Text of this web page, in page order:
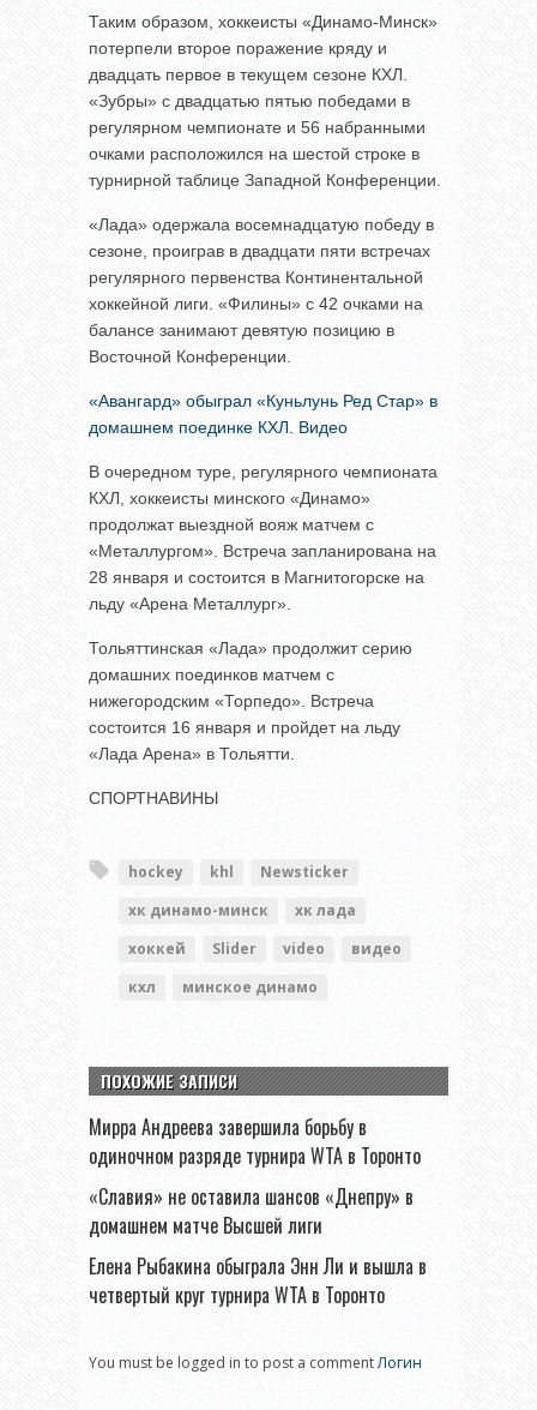
Таким образом, хоккеисты «Динамо-Минск»
потерпели второе поражение кряду и
двадцать первое в текущем сезоне КХЛ.
«Зубры» с двадцатью пятью победами в
регулярном чемпионате и 56 набранными
очками расположился на шестой строке в
турнирной таблице Западной Конференции.
«Лада» одержала восемнадцатую победу в
сезоне, проиграв в двадцати пяти встречах
регулярного первенства Континентальной
хоккейной лиги. «Филины» с 42 очками на
балансе занимают девятую позицию в
Восточной Конференции.
«Авангард» обыграл «Куньлунь Ред Стар» в
домашнем поединке КХЛ. Видео
В очередном туре, регулярного чемпионата
КХЛ, хоккеисты минского «Динамо»
продолжат выездной вояж матчем с
«Металлургом». Встреча запланирована на
28 января и состоится в Магнитогорске на
льду «Арена Металлург».
Тольяттинская «Лада» продолжит серию
домашних поединков матчем с
нижегородским «Торпедо». Встреча
состоится 16 января и пройдет на льду
«Лада Арена» в Тольятти.
СПОРТНАВИНЫ
hockey khl
Newsticker
хк динамо-минск
хк лада
хоккей
Slider video
видео
кхл
минское динамо
ПОХОЖИЕ ЗАПИСИ
Мирра Андреева завершила борьбу в
одиночном разряде турнира WTA в Торонто
«Славия» не оставила шансов «Днепру» в
домашнем матче Высшей лиги
Елена Рыбакина обыграла Энн Ли и вышла в
четвертый круг турнира WTA в Торонто
You must be logged in to post a commentЛогин